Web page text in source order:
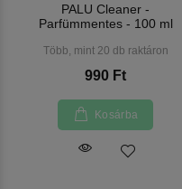
PALU Cleaner -
Parfümmentes - 100 ml
Több, mint 20 db raktáron
990 Ft
Kosárba